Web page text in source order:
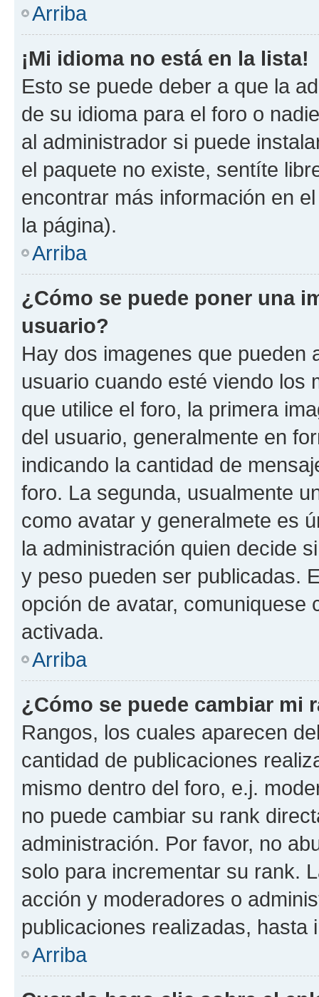
Arriba
¡Mi idioma no está en la lista!
Esto se puede deber a que la
de su idioma para el foro o
al administrador si puede
el paquete no existe, sentíte
encontrar más información en
la página).
Arriba
¿Cómo se puede poner una
usuario?
Hay dos imagenes que pueden
usuario cuando esté viendo los
que utilice el foro, la primera
del usuario, generalmente en
indicando la cantidad de
foro. La segunda, usualmente
como avatar y generalmete es
la administración quien decide
y peso pueden ser publicadas.
opción de avatar, comuniquese
activada.
Arriba
¿Cómo se puede cambiar mi
Rangos, los cuales aparecen
cantidad de publicaciones
mismo dentro del foro, e.j.
no puede cambiar su rank
administración. Por favor, no
solo para incrementar su rank.
acción y moderadores o
publicaciones realizadas, hasta
Arriba